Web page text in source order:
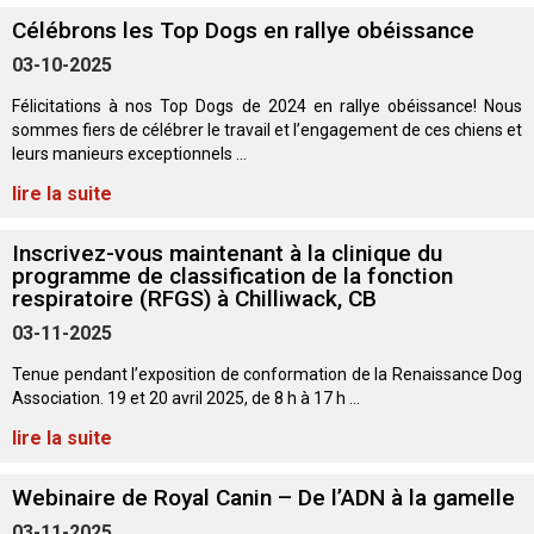
Berger anglais
Berger portugais
Schapendoes néerlandais
Vallhund suédois
Chien Ibizan
Norrbottenspets
Lundehund norvégien
Pharaoh Hound
Terrier tibétain
Xoloïtzcuintli (standard)
Setter irlandais
Épagneul d’eau américain
Épagneul breton
Épagneul springer anglais
Terrier de Norwich
Terrier chasseur de rat
Schnauzer (nain)
Terrier Skye
Caniche (nain)
Petit chien russe
Fox terrier miniature
Terrier du Yorkshire
Grand bouvier suisse
Hovawart
Komondor
Mastiff
Top Dogs
Célébrons les Top Dogs en rallye obéissance
03-10-2025
Félicitations à nos Top Dogs de 2024 en rallye obéissance! Nous
sommes fiers de célébrer le travail et l’engagement de ces chiens et
leurs manieurs exceptionnels ...
lire la suite
Inscrivez-vous maintenant à la clinique du
programme de classification de la fonction
respiratoire (RFGS) à Chilliwack, CB
03-11-2025
Tenue pendant l’exposition de conformation de la Renaissance Dog
Association. 19 et 20 avril 2025, de 8 h à 17 h ...
lire la suite
Webinaire de Royal Canin – De l’ADN à la gamelle